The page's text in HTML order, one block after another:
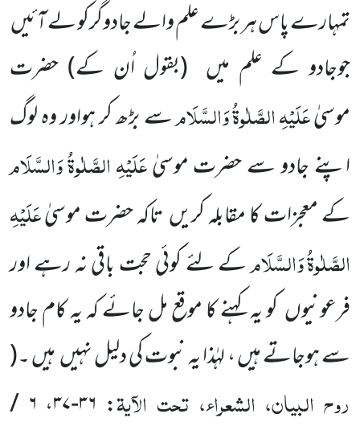
تمہارے پاس ہر بڑے علم والے جادوگرکو لے آئیں
جوجادو کے علم میں (بقول اُن کے) حضرت
موسیٰعَلَیْہِالصَّلٰوۃُوَالسَّلَامسے بڑھ کر ہواور وہ لوگ
اپنے جادو سے حضرت موسیٰعَلَیْہِالصَّلٰوۃُوَالسَّلَام
کے معجزات کا مقابلہ کریں تاکہ حضرت موسیٰعَلَیْہِ
الصَّلٰوۃُوَالسَّلَامکے لئے کوئی حجت باقی نہ رہے اور
فرعونیوں کو یہ کہنے کا موقع مل جائے کہ یہ کام جادو
سے ہوجاتے ہیں ، لہٰذا یہ نبوت کی دلیل نہیں ہیں ۔(
روح البیان، الشعراء، تحت الآیۃ: ۳۶-۳۷ ، ۶ /